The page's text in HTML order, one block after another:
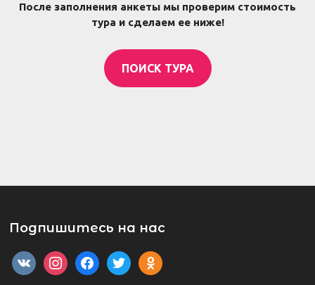
После заполнения анкеты мы проверим стоимость
тура и сделаем ее ниже!
ПОИСК ТУРА
Подпишитесь на нас
vkontakteinstagramfacebooktwitterodnoklassniki